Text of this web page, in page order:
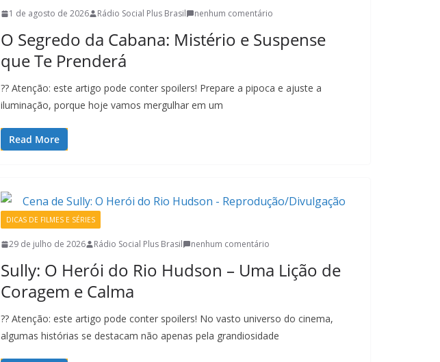
1 de agosto de 2026 Rádio Social Plus Brasil nenhum comentário
O Segredo da Cabana: Mistério e Suspense
que Te Prenderá
?? Atenção: este artigo pode conter spoilers! Prepare a pipoca e ajuste a
iluminação, porque hoje vamos mergulhar em um
Read More
DICAS DE FILMES E SÉRIES
29 de julho de 2026 Rádio Social Plus Brasil nenhum comentário
Sully: O Herói do Rio Hudson – Uma Lição de
Coragem e Calma
?? Atenção: este artigo pode conter spoilers! No vasto universo do cinema,
algumas histórias se destacam não apenas pela grandiosidade